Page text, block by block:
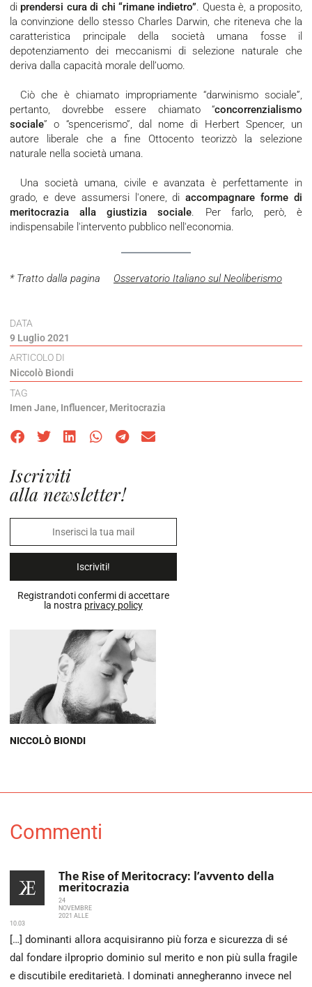
di prendersi cura di chi “rimane indietro”. Questa è, a proposito,
la convinzione dello stesso Charles Darwin, che riteneva che la
caratteristica principale della società umana fosse il
depotenziamento dei meccanismi di selezione naturale che
deriva dalla capacità morale dell’uomo.
Ciò che è chiamato impropriamente “darwinismo sociale”,
pertanto, dovrebbe essere chiamato “concorrenzialismo
sociale” o “spencerismo”, dal nome di Herbert Spencer, un
autore liberale che a fine Ottocento teorizzò la selezione
naturale nella società umana.
Una società umana, civile e avanzata è perfettamente in
grado, e deve assumersi l'onere, diaccompagnare forme di
meritocrazia alla giustizia sociale. Per farlo, però, è
indispensabile l'intervento pubblico nell'economia.
* Tratto dalla pagina Osservatorio Italiano sul Neoliberismo
DATA
9 Luglio 2021
ARTICOLO DI
Niccolò Biondi
TAG
Imen Jane, Influencer, Meritocrazia
Iscriviti
alla newsletter!
Iscriviti!
Registrandoti confermi di accettare
la nostra privacy policy
NICCOLÒ BIONDI
Commenti
The Rise of Meritocracy: l’avvento della
meritocrazia
24
NOVEMBRE
2021 ALLE
10.03
[…] dominanti allora acquisiranno più forza e sicurezza di sé
dal fondare ilproprio dominio sul merito e non più sulla fragile
e discutibile ereditarietà. I dominati annegheranno invece nel